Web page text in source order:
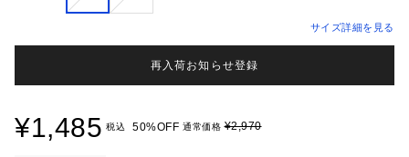
サイズ詳細を見る
再入荷お知らせ登録
¥1,485 税込 50%OFF 通常価格¥2,970